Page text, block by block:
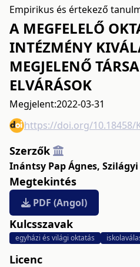
Empirikus és értekező
A MEGFELELŐ
INTÉZMÉNY
MEGJELENŐ
ELVÁRÁSOK
Megjelent:2022-03-31
https://doi.org/10.18458/
Szerzők
Inántsy Pap Ágnes,
Megtekintés
PDF (Angol)
Kulcsszavak
egyházi és világi oktatás
Licenc